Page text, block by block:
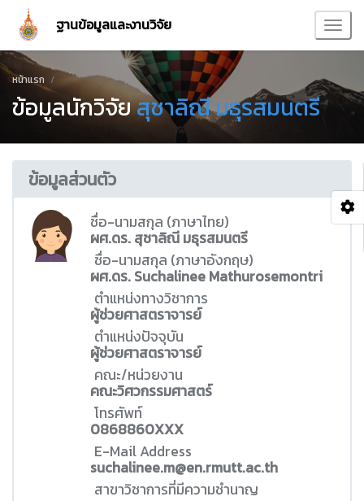
ฐานข้อมูลและงานวิจัย
หน้าแรก
ข้อมูลนักวิจัยสุชาลิณี มธุรสมนตรี
ข้อมูลส่วนตัว
ชื่อ-นามสกุล (ภาษาไทย)
ผศ.ดร. สุชาลิณี มธุรสมนตรี
ชื่อ-นามสกุล (ภาษาอังกฤษ)
ผศ.ดร. Suchalinee Mathurosemontri
ตำแหน่งทางวิชาการ
ผู้ช่วยศาสตราจารย์
ตำแหน่งปัจจุบัน
ผู้ช่วยศาสตราจารย์
คณะ/หน่วยงาน
คณะวิศวกรรมศาสตร์
โทรศัพท์
0868860XXX
E-Mail Address
suchalinee.m@en.rmutt.ac.th
สาขาวิชาการที่มีความชำนาญ